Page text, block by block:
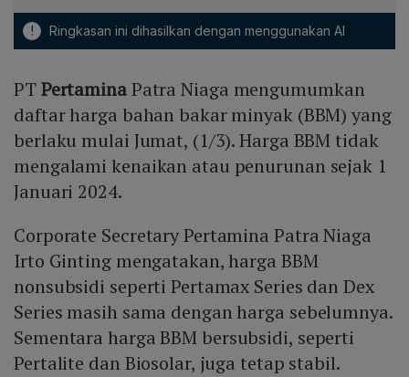
! Ringkasan ini dihasilkan dengan menggunakan AI
PTPertaminaPatra Niaga mengumumkan
daftar harga bahan bakar minyak (BBM) yang
berlaku mulai Jumat, (1/3). Harga BBM tidak
mengalami kenaikan atau penurunan sejak 1
Januari 2024.
Corporate Secretary Pertamina Patra Niaga
Irto Ginting mengatakan, harga BBM
nonsubsidi seperti Pertamax Series dan Dex
Series masih sama dengan harga sebelumnya.
Sementara harga BBM bersubsidi, seperti
Pertalite dan Biosolar, juga tetap stabil.